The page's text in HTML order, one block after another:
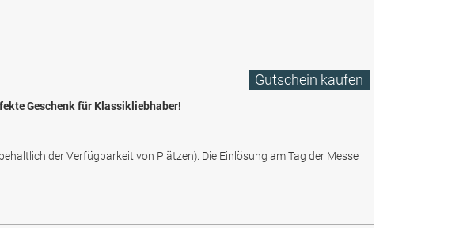
Gutschein kaufen
Geschenk für Klassikliebhaber!
der Verfügbarkeit von Plätzen). Die Einlösung am Tag der Messe